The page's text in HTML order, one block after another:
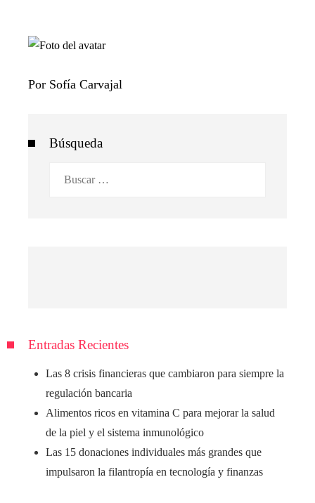
Por Sofía Carvajal
Búsqueda
Entradas Recientes
Las 8 crisis financieras que cambiaron para siempre la
regulación bancaria
Alimentos ricos en vitamina C para mejorar la salud
de la piel y el sistema inmunológico
Las 15 donaciones individuales más grandes que
impulsaron la filantropía en tecnología y finanzas